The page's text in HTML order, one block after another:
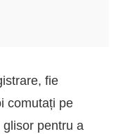
fie
comutați pe
glisor pentru a